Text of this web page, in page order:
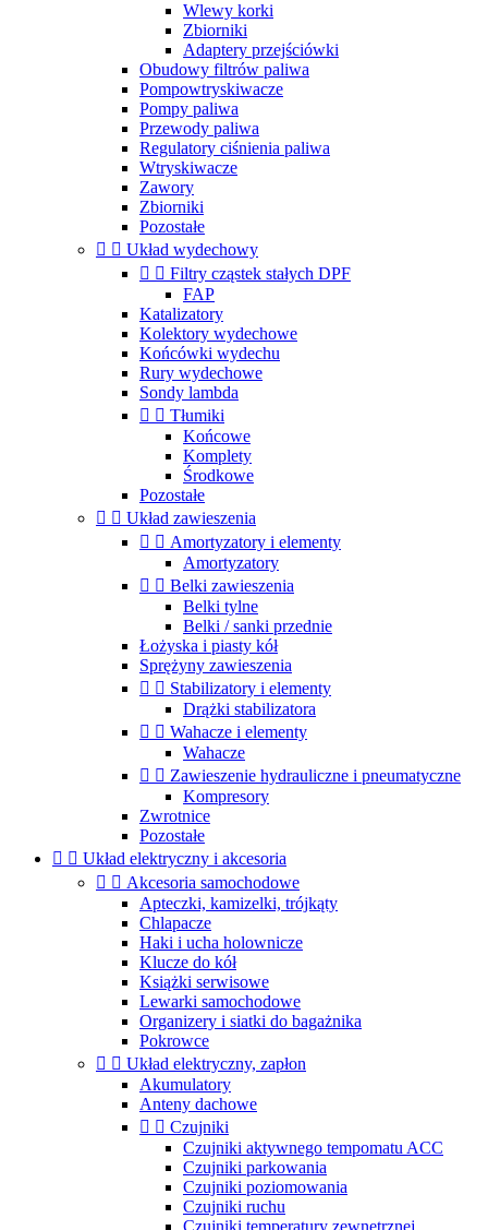
Wlewy korki
Zbiorniki
Adaptery przejściówki
Obudowy filtrów paliwa
Pompowtryskiwacze
Pompy paliwa
Przewody paliwa
Regulatory ciśnienia paliwa
Wtryskiwacze
Zawory
Zbiorniki
Pozostałe
  Układ wydechowy
  Filtry cząstek stałych DPF
FAP
Katalizatory
Kolektory wydechowe
Końcówki wydechu
Rury wydechowe
Sondy lambda
  Tłumiki
Końcowe
Komplety
Środkowe
Pozostałe
  Układ zawieszenia
  Amortyzatory i elementy
Amortyzatory
  Belki zawieszenia
Belki tylne
Belki / sanki przednie
Łożyska i piasty kół
Sprężyny zawieszenia
  Stabilizatory i elementy
Drążki stabilizatora
  Wahacze i elementy
Wahacze
  Zawieszenie hydrauliczne i pneumatyczne
Kompresory
Zwrotnice
Pozostałe
  Układ elektryczny i akcesoria
  Akcesoria samochodowe
Apteczki, kamizelki, trójkąty
Chlapacze
Haki i ucha holownicze
Klucze do kół
Książki serwisowe
Lewarki samochodowe
Organizery i siatki do bagażnika
Pokrowce
  Układ elektryczny, zapłon
Akumulatory
Anteny dachowe
  Czujniki
Czujniki aktywnego tempomatu ACC
Czujniki parkowania
Czujniki poziomowania
Czujniki ruchu
Czujniki temperatury zewnętrznej